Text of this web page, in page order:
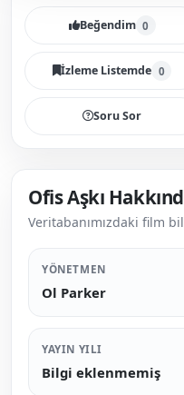
Beğendim 0
İzleme Listemde 0
Soru Sor
Ofis Aşkı
Veritabanımızdaki film
YÖNETMEN
Ol Parker
YAYIN YILI
Bilgi eklenmemiş